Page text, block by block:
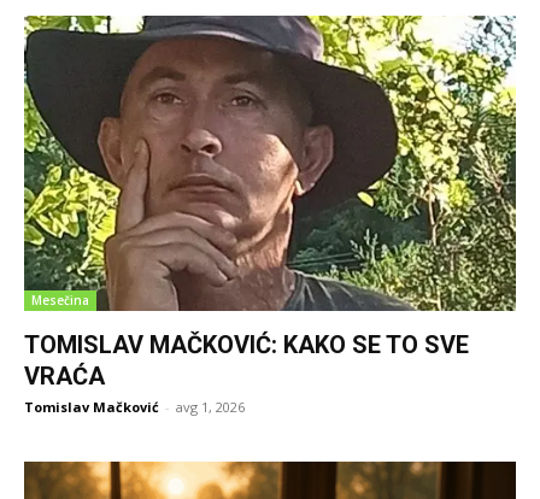
Mesečina
TOMISLAV MAČKOVIĆ: KAKO SE TO SVE
VRAĆA
Tomislav Mačković - avg 1, 2026